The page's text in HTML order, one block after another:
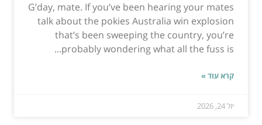
G’day, mate. If you’ve been hearing your mates
talk about the pokies Australia win explosion
that’s been sweeping the country, you’re
probably wondering what all the fuss is...
קרא עוד »
יול 24, 2026